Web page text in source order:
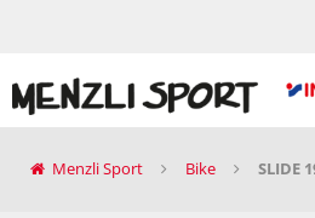
Menzli Sport Bike SLIDE